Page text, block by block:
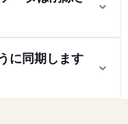
に同期します